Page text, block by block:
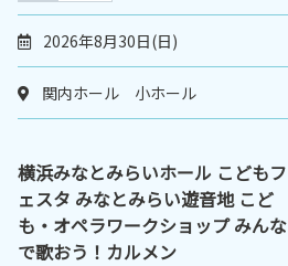
2026年8月30日(日)
関内ホール 小ホール
横浜みなとみらいホール こどもフ
ェスタ みなとみらい遊音地 こど
も・オペラワークショップ みんな
で歌おう！カルメン